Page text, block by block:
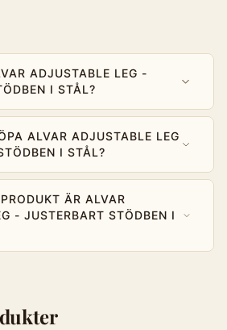
ADJUSTABLE LEG -
I STÅL?
ALVAR ADJUSTABLE LEG
I STÅL?
ÄR ALVAR
- JUSTERBART STÖDBEN I